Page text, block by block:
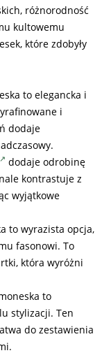
różnorodność
kultowemu
które zdobyły
to elegancka i
i
dodaje
dodaje odrobinę
kontrastuje z
wyjątkowe
to wyrazista opcja,
fasonowi. To
która wyróżni
to
stylizacji. Ten
do zestawienia